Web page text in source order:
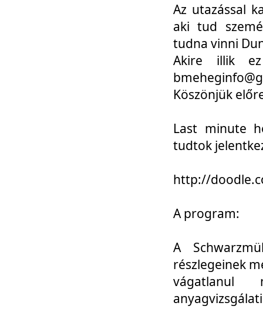
Az utazással
aki tud
tudna vinni
Akire illik
Köszönjük
Last minute
tudtok
http://
A program:
A
részlegeinek
vágatlanul